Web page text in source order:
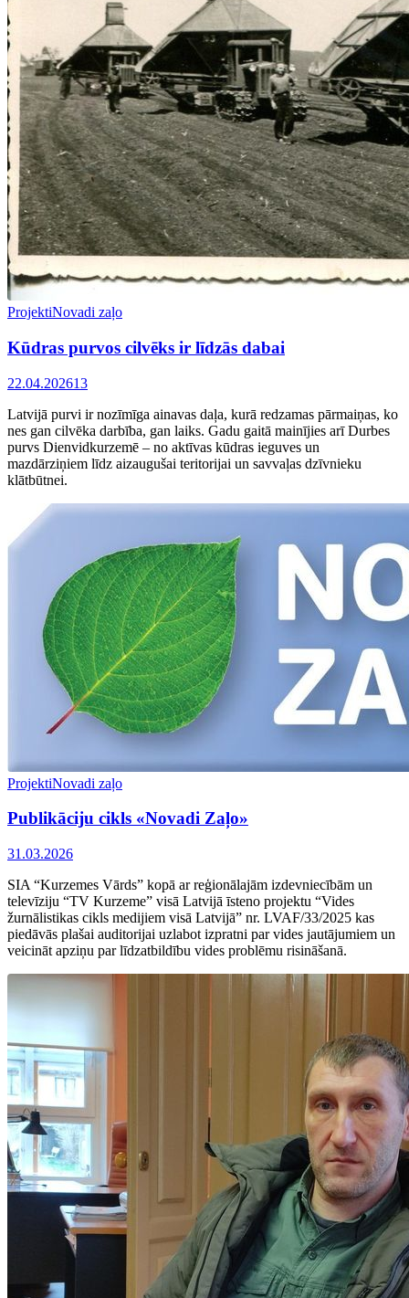
ProjektiNovadi zaļo
Kūdras purvos cilvēks ir līdzās dabai
22.04.202613
Latvijā purvi ir nozīmīga ainavas daļa, kurā redzamas pārmaiņas, ko
nes gan cilvēka darbība, gan laiks. Gadu gaitā mainījies arī Durbes
purvs Dienvidkurzemē – no aktīvas kūdras ieguves un
mazdārziņiem līdz aizaugušai teritorijai un savvaļas dzīvnieku
klātbūtnei.
ProjektiNovadi zaļo
Publikāciju cikls «Novadi Zaļo»
31.03.2026
SIA “Kurzemes Vārds” kopā ar reģionālajām izdevniecībām un
televīziju “TV Kurzeme” visā Latvijā īsteno projektu “Vides
žurnālistikas cikls medijiem visā Latvijā” nr. LVAF/33/2025 kas
piedāvās plašai auditorijai uzlabot izpratni par vides jautājumiem un
veicināt apziņu par līdzatbildību vides problēmu risināšanā.